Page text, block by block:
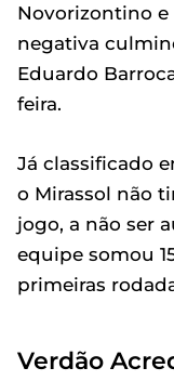
Novorizontino e
negativa
Eduardo
feira.
Já classificado
o Mirassol não
jogo, a não ser
equipe somou
primeiras
Verdão